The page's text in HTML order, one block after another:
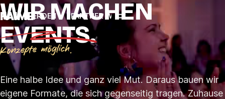
FAIMEDer nächste Jahrgang ist angekündigt.
FLORA
DER GRÖSSTE P
ITCH
THE POWER RIDE ALLE TERMINE
FLORA KÖLN LANXESS ARENA
BERLIN
coming soon.
WERDEN PARTNER WERDEN PARTNER WERDEN
WIR MACHEN
EVENTS.
Konzepte möglich.
Eine halbe Idee und ganz viel Mut. Daraus bauen wir
eigene Formate, die sich gegenseitig tragen. Zuhause